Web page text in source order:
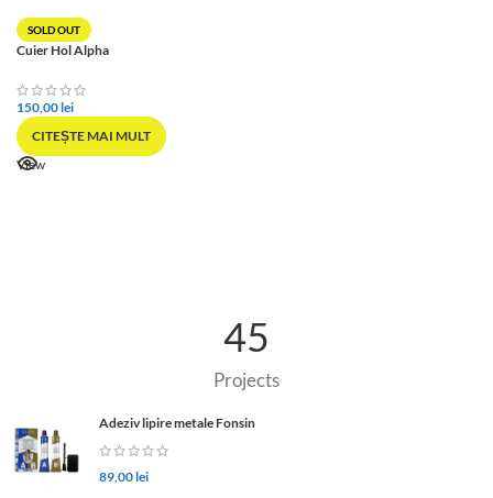
SOLD OUT
Cuier Hol Alpha
150,00lei
CITEȘTE MAI MULT
View
45
Projects
Adeziv lipire metale Fonsin
89,00lei